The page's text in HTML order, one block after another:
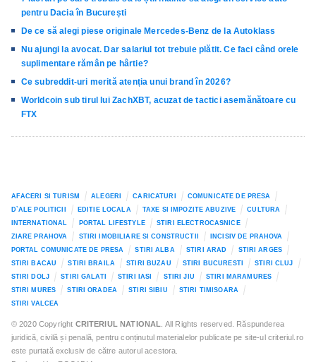
pentru Dacia în București
De ce să alegi piese originale Mercedes-Benz de la Autoklass
Nu ajungi la avocat. Dar salariul tot trebuie plătit. Ce faci când orele
suplimentare rămân pe hârtie?
Ce subreddit-uri merită atenția unui brand în 2026?
Worldcoin sub tirul lui ZachXBT, acuzat de tactici asemănătoare cu
FTX
AFACERI SI TURISM ALEGERI CARICATURI
COMUNICATE DE PRESA
D`ALE POLITICII
EDITIE LOCALA TAXE SI IMPOZITE ABUZIVE
CULTURA
INTERNATIONAL
PORTAL LIFESTYLE
STIRI ELECTROCASNICE
ZIARE PRAHOVA
STIRI IMOBILIARE SI CONSTRUCTII
INCISIV DE PRAHOVA
PORTAL COMUNICATE DE PRESA
STIRI ALBA STIRI ARAD
STIRI ARGES
STIRI BACAU
STIRI BRAILA STIRI BUZAU STIRI BUCURESTI
STIRI CLUJ
STIRI DOLJ
STIRI GALATI STIRI IASI STIRI JIU
STIRI MARAMURES
STIRI MURES
STIRI ORADEA STIRI SIBIU
STIRI TIMISOARA
STIRI VALCEA
© 2020 Copyright CRITERIUL NATIONAL . All Rights reserved. Răspunderea
juridică, civilă și penală, pentru conținutul materialelor publicate pe site-ul criteriul.ro
este purtată exclusiv de către autorul acestora.